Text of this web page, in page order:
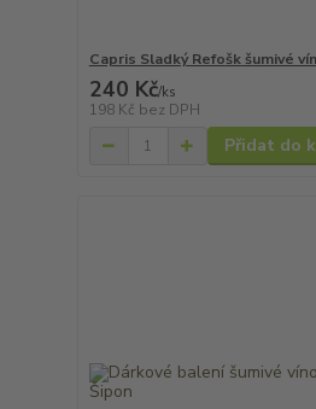
Capris Sladký Refošk šumivé
240 Kč/ks
198 Kč bez DPH
Přidat do